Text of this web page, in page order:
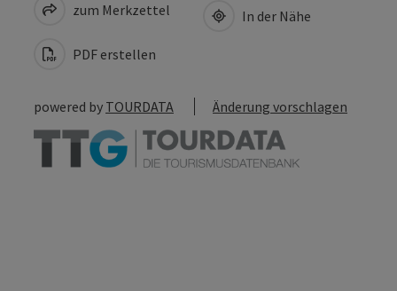
zum Merkzettel
PDF erstellen
In der Nähe
powered by TOURDATA Änderung vorschlagen